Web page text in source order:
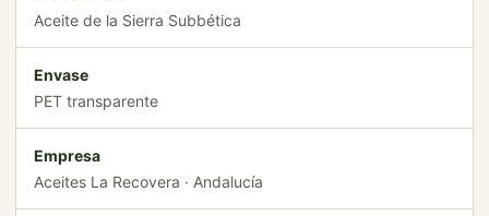
Aceite de la Sierra Subbética
Envase
PET transparente
Empresa
Aceites La Recovera · Andalucía